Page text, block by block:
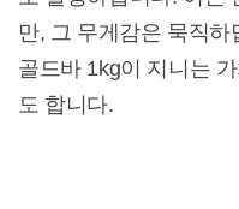
만, 그 무게감은 묵직
골드바 1kg이 지니는
도 합니다.